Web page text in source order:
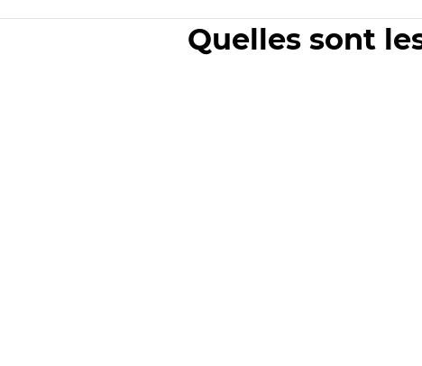
Quelles sont